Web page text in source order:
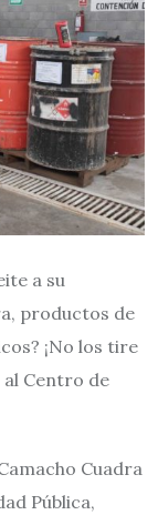
a su
productos de
¡No los tire
al Centro de
Cuadra
Pública,